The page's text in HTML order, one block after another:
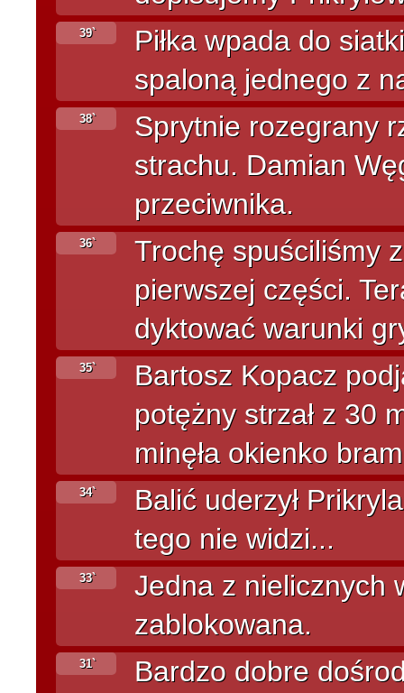
39`
Piłka wpada do
spaloną jednego z
38`
Sprytnie rozegrany
strachu. Damian
przeciwnika.
36`
Trochę spuściliśmy
pierwszej części.
dyktować warunki
35`
Bartosz Kopacz
potężny strzał z 30
minęła okienko
34`
Balić uderzył
tego nie widzi...
33`
Jedna z nielicznych
zablokowana.
31`
Bardzo dobre